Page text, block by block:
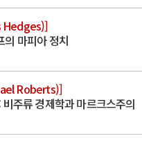
Hedges)]
의 마피아 정치
Roberts)]
주류 경제학과 마르크스주의